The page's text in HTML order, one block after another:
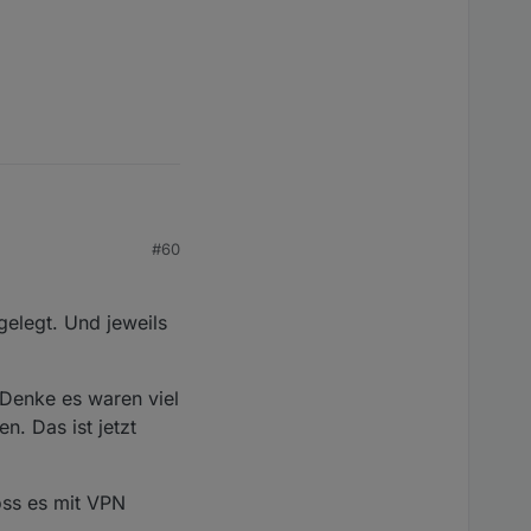
Instanz dann
aus dem
umändern, aber
Standort"
öfter
erstmal wieder tut
#60
Und jeweils
es waren viel
Das ist jetzt
es mit VPN